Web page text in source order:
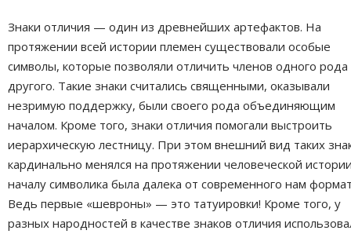
Знаки отличия — один из древнейших артефактов. На
протяжении всей истории племен существовали особые
символы, которые позволяли отличить членов одного рода
другого. Такие знаки считались священными, оказывали
незримую поддержку, были своего рода объединяющим
началом. Кроме того, знаки отличия помогали выстроить
иерархическую лестницу. При этом внешний вид таких
кардинально менялся на протяжении человеческой
началу символика была далека от современного нам
Ведь первые «шевроны» — это татуировки! Кроме того, у
разных народностей в качестве знаков отличия